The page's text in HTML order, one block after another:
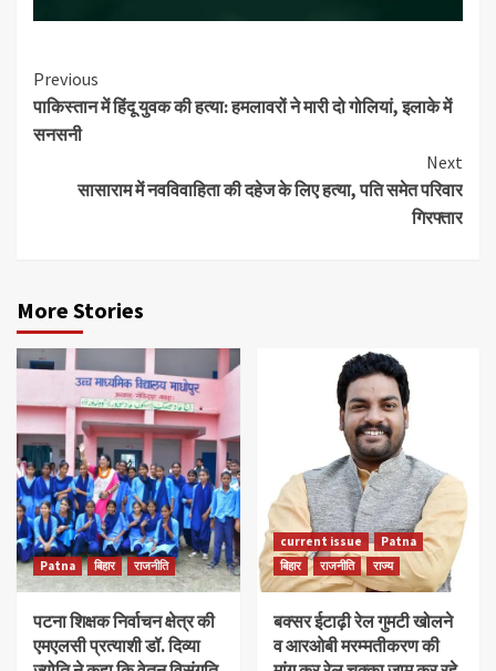
Continue
Reading
Previous
पाकिस्तान में हिंदू युवक की हत्या: हमलावरों ने मारी दो गोलियां, इलाके में
सनसनी
Next
सासाराम में नवविवाहिता की दहेज के लिए हत्या, पति समेत परिवार
गिरफ्तार
More Stories
Patna बिहार राजनीति
पटना शिक्षक निर्वाचन क्षेत्र की
एमएलसी प्रत्याशी डॉ. दिव्या
current issue
Patna
बिहार
राजनीति राज्य
बक्सर ईटाढ़ी रेल गुमटी खोलने
व आरओबी मरम्मतीकरण की